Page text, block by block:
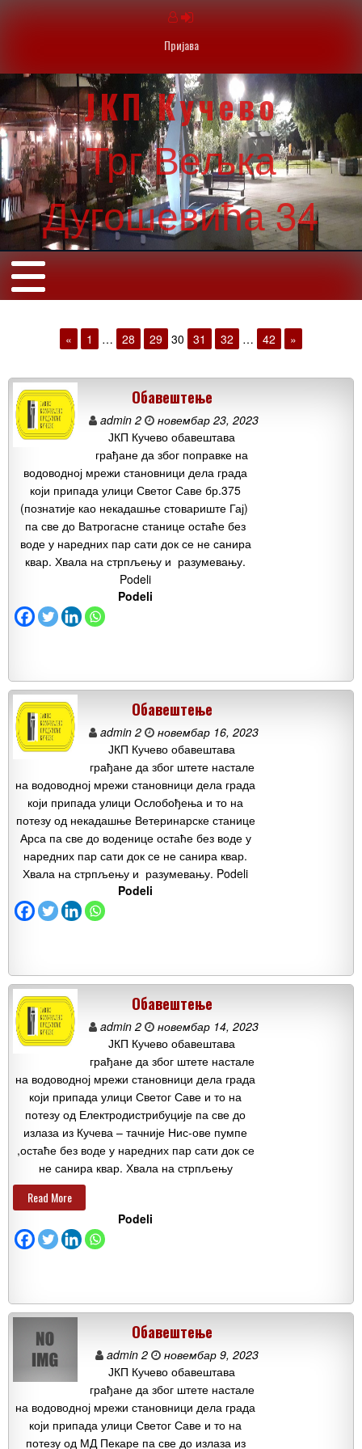
Пријава
ЈКП Кучево
Трг Вељка
Дугошевића 34
« 1 … 28 29 30 31 32 … 42 »
Обавештење
admin 2
новембар 23, 2023
ЈКП Кучево обавештава
грађане да због поправке на
водоводној мрежи становници дела града
који припада улици Светог Саве бр.375
(познатије као некадашње стовариште Гај)
па све до Ватрогасне станице остаће без
воде у наредних пар сати док се не санира
квар. Хвала на стрпљењу и разумевању.
Podeli
Podeli
Обавештење
admin 2
новембар 16, 2023
ЈКП Кучево обавештава
грађане да због штете настале
на водоводној мрежи становници дела града
који припада улици Ослобођења и то на
потезу од некадашње Ветеринарске станице
Арса па све до воденице остаће без воде у
наредних пар сати док се не санира квар.
Хвала на стрпљењу и разумевању. Podeli
Podeli
Обавештење
admin 2
новембар 14, 2023
ЈКП Кучево обавештава
грађане да због штете настале
на водоводној мрежи становници дела града
који припада улици Светог Саве и то на
потезу од Електродистрибуције па све до
излаза из Кучева – тачније Нис-ове пумпе
,остаће без воде у наредних пар сати док се
не санира квар. Хвала на стрпљењу
Read More
Podeli
Обавештење
admin 2
новембар 9, 2023
ЈКП Кучево обавештава
грађане да због штете настале
на водоводној мрежи становници дела града
који припада улици Светог Саве и то на
потезу од МД Пекаре па све до излаза из